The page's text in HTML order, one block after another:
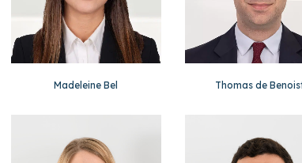
Madeleine Bel Thomas de